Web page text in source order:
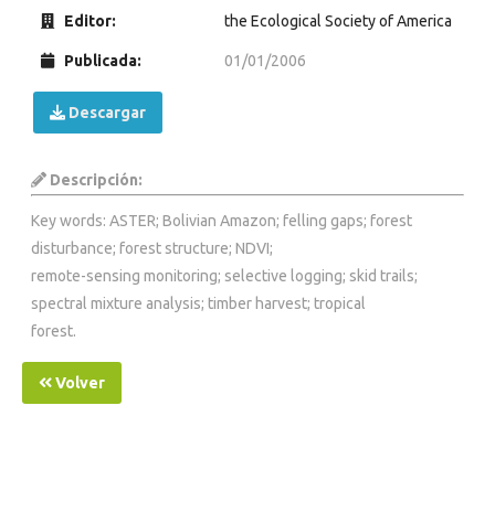
Editor: the Ecological Society of America
Publicada: 01/01/2006
Descargar
Descripción:
Key words: ASTER; Bolivian Amazon; felling gaps; forest
disturbance; forest structure; NDVI;
remote-sensing monitoring; selective logging; skid trails;
spectral mixture analysis; timber harvest; tropical
forest.
Volver